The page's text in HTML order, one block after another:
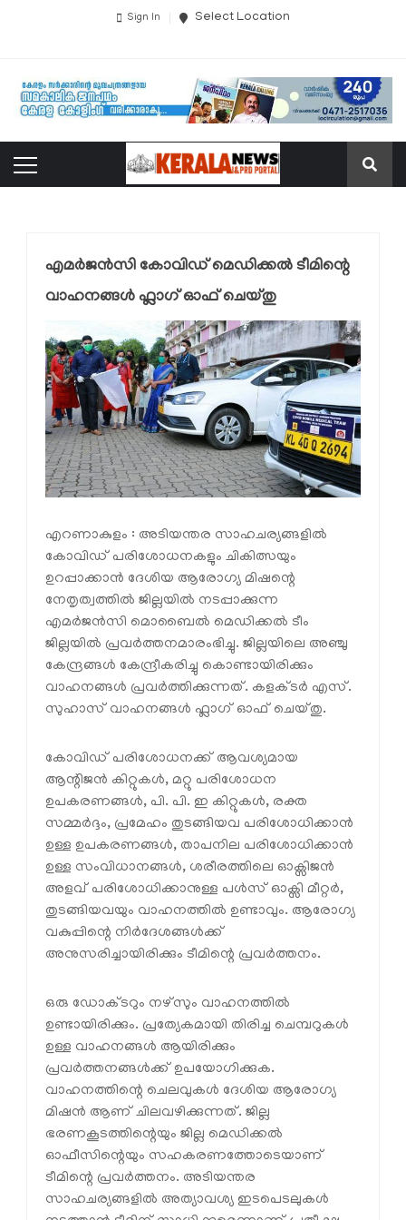
Sign In Select Location
എമർജൻസി കോവിഡ് മെഡിക്കൽ ടീമിന്റെ
വാഹനങ്ങൾ ഫ്ലാഗ് ഓഫ് ചെയ്തു
എറണാകുളം : അടിയന്തര സാഹചര്യങ്ങളിൽ
കോവിഡ് പരിശോധനകളും ചികിത്സയും
ഉറപ്പാക്കാൻ ദേശിയ ആരോഗ്യ മിഷന്റെ
നേതൃത്വത്തിൽ ജില്ലയിൽ നടപ്പാക്കുന്ന
എമർജൻസി മൊബൈൽ മെഡിക്കൽ ടീം
ജില്ലയിൽ പ്രവർത്തനമാരംഭിച്ചു. ജില്ലയിലെ അഞ്ചു
കേന്ദ്രങ്ങൾ കേന്ദ്രീകരിച്ചു കൊണ്ടായിരിക്കും
വാഹനങ്ങൾ പ്രവർത്തിക്കുന്നത്. കളക്ടർ എസ്.
സുഹാസ് വാഹനങ്ങൾ ഫ്ലാഗ് ഓഫ് ചെയ്തു.
കോവിഡ് പരിശോധനക്ക് ആവശ്യമായ
ആന്റിജൻ കിറ്റുകൾ, മറ്റു പരിശോധന
ഉപകരണങ്ങൾ, പി. പി. ഇ കിറ്റുകൾ, രക്ത
സമ്മർദ്ദം, പ്രമേഹം തുടങ്ങിയവ പരിശോധിക്കാൻ
ഉള്ള ഉപകരണങ്ങൾ, താപനില പരിശോധിക്കാൻ
ഉള്ള സംവിധാനങ്ങൾ, ശരീരത്തിലെ ഓക്സിജൻ
അളവ് പരിശോധിക്കാനുള്ള പൾസ് ഓക്സി മീറ്റർ,
തുടങ്ങിയവയും വാഹനത്തിൽ ഉണ്ടാവും. ആരോഗ്യ
വകുപ്പിന്റെ നിർദേശങ്ങൾക്ക്
അനുസരിച്ചായിരിക്കും ടീമിന്റെ പ്രവർത്തനം.
ഒരു ഡോക്ടറും നഴ്സും വാഹനത്തിൽ
ഉണ്ടായിരിക്കും. പ്രത്യേകമായി തിരിച്ച ചെമ്പറുകൾ
ഉള്ള വാഹനങ്ങൾ ആയിരിക്കും
പ്രവർത്തനങ്ങൾക്ക് ഉപയോഗിക്കുക.
വാഹനത്തിന്റെ ചെലവുകൾ ദേശിയ ആരോഗ്യ
മിഷൻ ആണ് ചിലവഴിക്കുന്നത്. ജില്ല
ഭരണകൂടത്തിന്റെയും ജില്ല മെഡിക്കൽ
ഓഫീസിന്റെയും സഹകരണത്തോടെയാണ്
ടീമിന്റെ പ്രവർത്തനം. അടിയന്തര
സാഹചര്യങ്ങളിൽ അത്യാവശ്യ ഇടപെടലുകൾ